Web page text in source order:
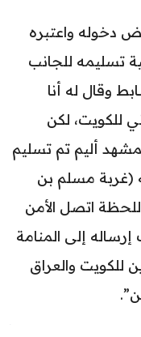
دخوله واعتبره
تسليمه للجانب
وقال له أنا
للكويت، لكن
أليم تم تسليم
(غربة مسلم بن
اتصل الأمن
إلى المنامة
للكويت والعراق